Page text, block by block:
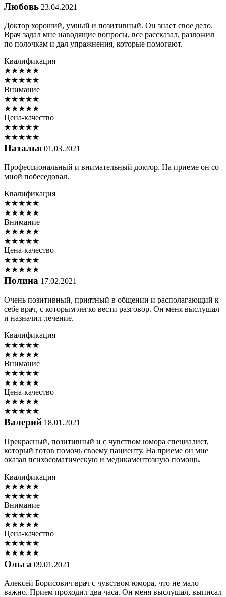
Любовь 23.04.2021
Доктор хороший, умный и позитивный. Он знает свое дело.
Врач задал мне наводящие вопросы, все рассказал, разложил
по полочкам и дал упражнения, которые помогают.
Квалификация
★★★★★
★★★★★
Внимание
★★★★★
★★★★★
Цена-качество
★★★★★
★★★★★
Наталья 01.03.2021
Профессиональный и внимательный доктор. На приеме он со
мной побеседовал.
Квалификация
★★★★★
★★★★★
Внимание
★★★★★
★★★★★
Цена-качество
★★★★★
★★★★★
Полина 17.02.2021
Очень позитивный, приятный в общении и располагающий к
себе врач, с которым легко вести разговор. Он меня выслушал
и назначил лечение.
Квалификация
★★★★★
★★★★★
Внимание
★★★★★
★★★★★
Цена-качество
★★★★★
★★★★★
Валерий 18.01.2021
Прекрасный, позитивный и с чувством юмора специалист,
который готов помочь своему пациенту. На приеме он мне
оказал психосоматическую и медикаментозную помощь.
Квалификация
★★★★★
★★★★★
Внимание
★★★★★
★★★★★
Цена-качество
★★★★★
★★★★★
Ольга 09.01.2021
Алексей Борисович врач с чувством юмора, что не мало
важно. Прием проходил два часа. Он меня выслушал, выписал